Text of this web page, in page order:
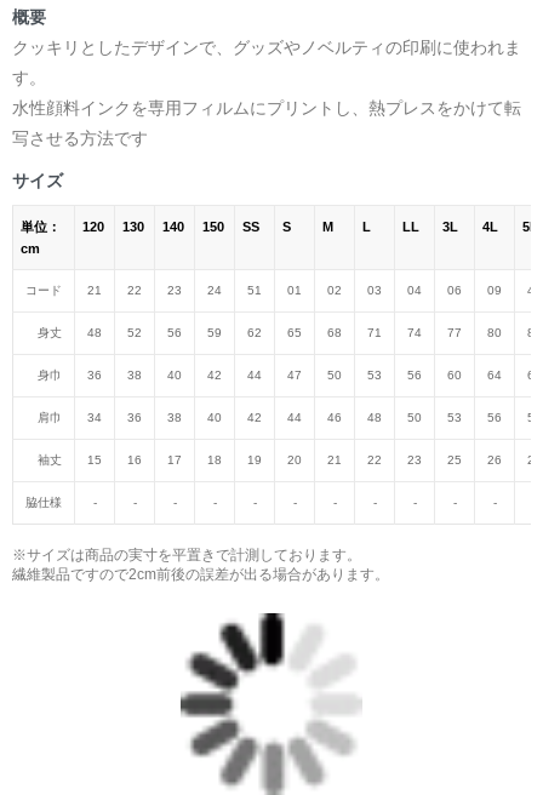
概要
クッキリとしたデザインで、グッズやノベルティの印刷に使われま
す。
水性顔料インクを専用フィルムにプリントし、熱プレスをかけて転
写させる方法です
サイズ
単位：
cm
120 130 140 150 SS S M L LL 3L 4L 5L
コード 21 22 23 24 51 01 02 03 04 06 09 47
身丈 48 52 56 59 62 65 68 71 74 77 80 82
身巾 36 38 40 42 44 47 50 53 56 60 64 68
肩巾 34 36 38 40 42 44 46 48 50 53 56 59
袖丈 15 16 17 18 19 20 21 22 23 25 26 27
脇仕様 - - - - - - - - - - -
※サイズは商品の実寸を平置きで計測しております。
繊維製品ですので2cm前後の誤差が出る場合があります。